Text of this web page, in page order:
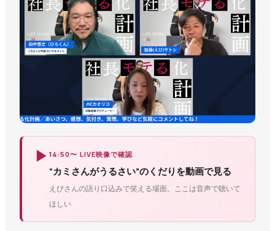
▶ 14:50〜 LIVE映像で確認
“カミさんがうるさい”のくだりを動画で見る
えびさんの語り口込みで笑える場面。ここは音声で聴いて
ほしい